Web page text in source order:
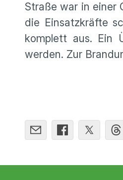
Straße war in einer
die Einsatzkräfte
komplett aus. Ein
werden. Zur